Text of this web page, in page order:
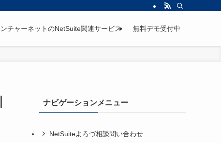
チャーネットのNetSuite関連サービス 無料デモ受付中
ナビゲーションメニュー
NetSuiteよろづ相談問い合わせ